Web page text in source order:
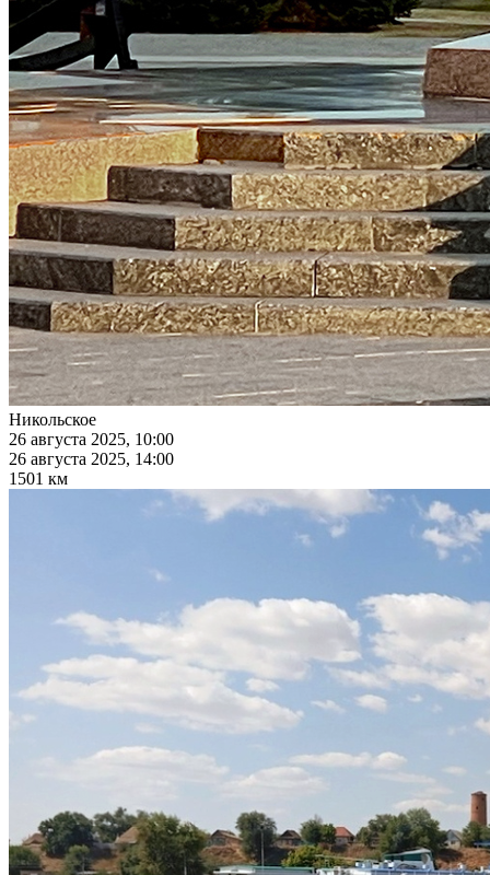
Никольское
26 августа 2025, 10:00
26 августа 2025, 14:00
1501 км